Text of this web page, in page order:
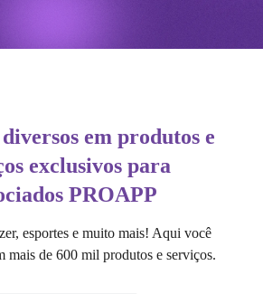
em produtos e
exclusivos para
PROAPP
esportes e muito mais! Aqui você
mais de 600 mil produtos e serviços.